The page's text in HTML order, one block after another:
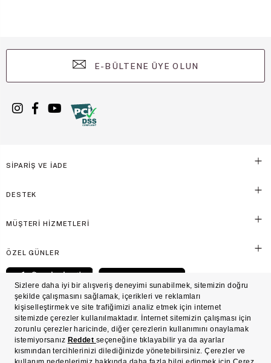
E-BÜLTENE ÜYE OLUN
SİPARİŞ VE İADE
DESTEK
MÜŞTERİ HİZMETLERİ
ÖZEL GÜNLER
© Victoria's Secret Shaya Mağazacılık A.Ş. Franchise lisansı aracılığıyla işletilen ticari
markasıdır. Her hakkı saklıdır.
Süreç Bazlı Müşteri Aydınlatma Metni
Üyelik ve Gizlilik Sözleşmesi İşlem Rehberi